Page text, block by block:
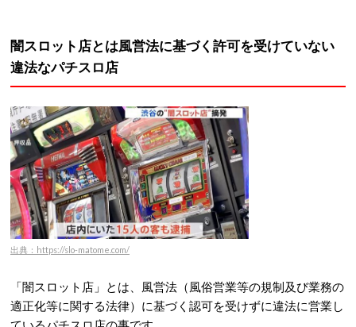
闇スロット店とは風営法に基づく許可を受けていない
違法なパチスロ店
出典：https://slo-matome.com/
「闇スロット店」とは、風営法（風俗営業等の規制及び業務の
適正化等に関する法律）に基づく認可を受けずに違法に営業し